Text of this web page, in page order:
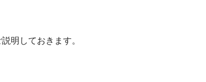
明しておきます。